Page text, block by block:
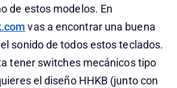
de estos modelos. En
vas a encontrar una buena
sonido de todos estos teclados.
tener switches mecánicos tipo
el diseño HHKB (junto con